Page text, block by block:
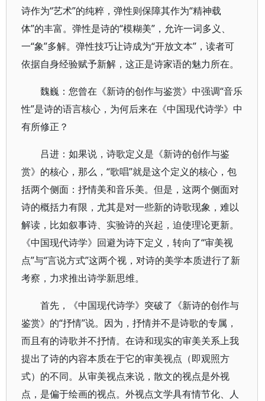
诗作为“艺术”的纯粹，弹性则保障其作为“精神载
体”的丰富。弹性是诗的“模糊美”，允许一词多义、
一“象”多解。弹性技巧让诗成为“开放文本”，读者可
依据自身经验赋予新解，这正是诗家语的魅力所在。
魏巍：您曾在《新诗的创作与鉴赏》中强调“音乐
性”是诗的语言核心，为何后来在《中国现代诗学》中
有所修正？
吕进：如果说，诗歌定义是《新诗的创作与鉴
赏》的核心，那么，“歌唱”就是这个定义的核心，包
括两个侧面：抒情美和音乐美。但是，这两个侧面对
诗的概括力有限，尤其是对一些新的诗歌现象，难以
解读，比如叙事诗、实验诗的兴起，迫使理论更新。
《中国现代诗学》回避为诗下定义，转向了“审美视
点”与“言说方式”这两个视，对诗的美学本质进行了新
考察，力求推出诗学新思维。
首先，《中国现代诗学》突破了《新诗的创作与
鉴赏》的“抒情”说。因为，抒情并不是诗歌的专属，
而且有的诗歌并不抒情。在诗和现实的审美关系上我
提出了诗的内容本质在于它的审美视点（即观照方
式）的不同。从审美视点来说，散文的视点是外视
点，是偏于绘画的视点。外视点文学具有情节化、人